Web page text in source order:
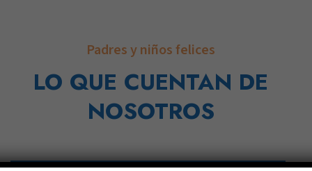
Padres y niños felices
LO QUE CUENTAN DE
NOSOTROS